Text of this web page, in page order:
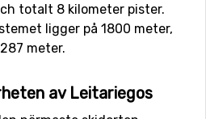
totalt 8 kilometer pister.
ligger på 1800 meter,
meter.
av Leitariegos